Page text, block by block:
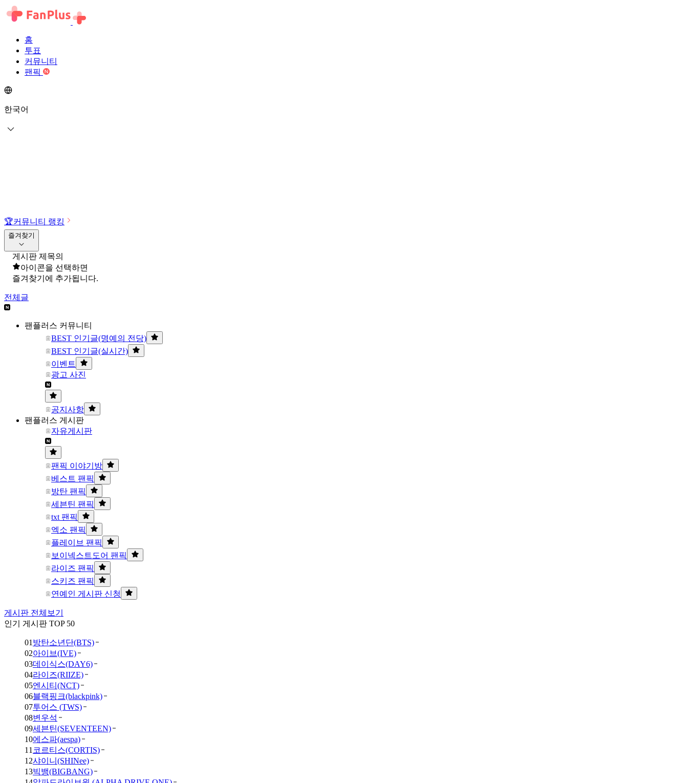
홈
투표
커뮤니티
팬픽
한국어
🏆커뮤니티 랭킹
즐겨찾기
게시판 제목의
아이콘을 선택하면
즐겨찾기에 추가됩니다.
전체글
팬플러스 커뮤니티
BEST 인기글(명예의 전당)
BEST 인기글(실시간)
이벤트
광고 사진
공지사항
팬플러스 게시판
자유게시판
팬픽 이야기방
베스트 팬픽
방탄 팬픽
세븐틴 팬픽
txt 팬픽
엑소 팬픽
플레이브 팬픽
보이넥스트도어 팬픽
라이즈 팬픽
스키즈 팬픽
연예인 게시판 신청
게시판 전체보기
인기 게시판 TOP 50
01 방탄소년단(BTS)
02아이브(IVE)
03데이식스(DAY6)
04라이즈(RIIZE)
05엔시티(NCT)
06블랙핑크(blackpink)
07투어스 (TWS)
08변우석
09세븐틴(SEVENTEEN)
10에스파(aespa)
11 코르티스(CORTIS)
12샤이니(SHINee)
13빅뱅(BIGBANG)